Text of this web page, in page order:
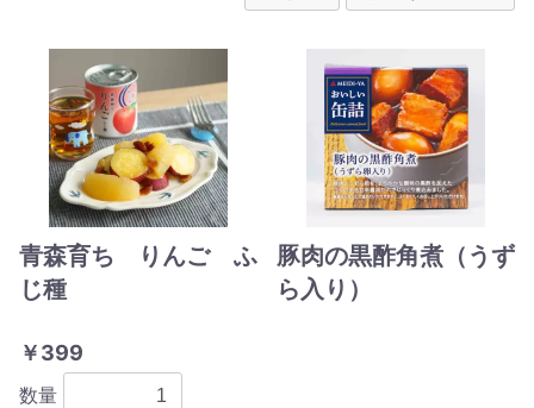
青森育ち りんご ふ
じ種
￥399
数量
豚肉の黒酢角煮（うず
ら入り）